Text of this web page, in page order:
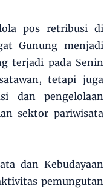
pos retribusi di
Gunung menjadi
terjadi pada Senin
tetapi juga
dan pengelolaan
sektor pariwisata
dan Kebudayaan
pemungutan